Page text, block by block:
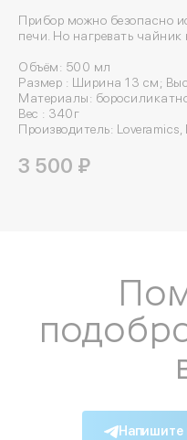
Прибор можно безопасно
печи. Но нагревать чайник
Объём: 500 мл
Размер : Ширина 13 см;
Материалы:
Вес : 340г
Производитель: Loveramics,
3 500 ₽
Напишите